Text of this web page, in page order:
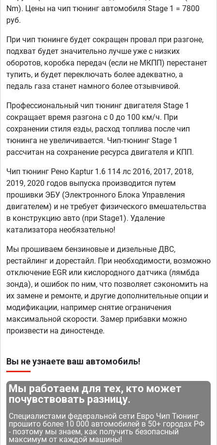
Nm). Цены на чип тюнинг автомобиля Stage 1 = 7800
руб.
При чип тюнинге будет сокращен провал при разгоне,
подхват будет значительно лучше уже с низких
оборотов, коробка передач (если не МКПП) перестанет
тупить, и будет переключать более адекватно, а
педаль газа станет намного более отзывчивой.
Профессиональный чип тюнинг двигателя Stage 1
сокращает время разгона с 0 до 100 км/ч. При
сохранении стиля езды, расход топлива после чип
тюнинга не увеличивается. Чип-тюнинг Stage 1
рассчитан на сохранение ресурса двигателя и КПП.
Чип тюнинг Рено Kaptur 1.6 114 лс 2016, 2017, 2018,
2019, 2020 годов выпуска производится путем
прошивки ЭБУ (Электронного Блока Управления
двигателем) и не требует физического вмешательства
в конструкцию авто (при Stage1). Удаление
катализатора необязательно!
Мы прошиваем бензиновые и дизельные ДВС,
рестайлинг и дорестайл. При необходимости, возможно
отключение EGR или кислородного датчика (лямбда
зонда), и ошибок по ним, что позволяет сэкономить на
их замене и ремонте, и другие дополнительные опции и
модификации, например снятие ограничения
максимальной скорости. Замер прибавки можно
произвести на диностенде.
Вы не узнаете ваш автомобиль!
Мы работаем для тех, кто может
почувствовать разницу.
Специалистами федеральной сети Евро Чип Тюнинг
прошито более 10 000 автомобилей в 50+ городах РФ
- поэтому мы знаем, как получить безопасный
максимум от каждой машины!